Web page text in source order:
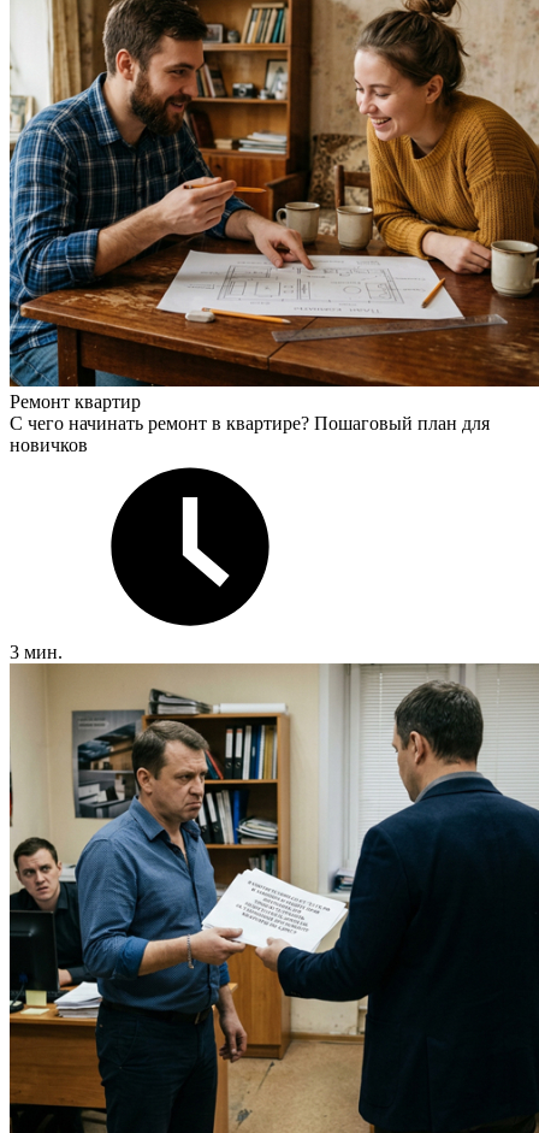
Ремонт квартир
С чего начинать ремонт в квартире? Пошаговый план для
новичков
3 мин.